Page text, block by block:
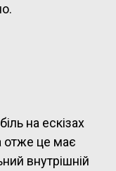
на ескізах
отже це має
внутрішній